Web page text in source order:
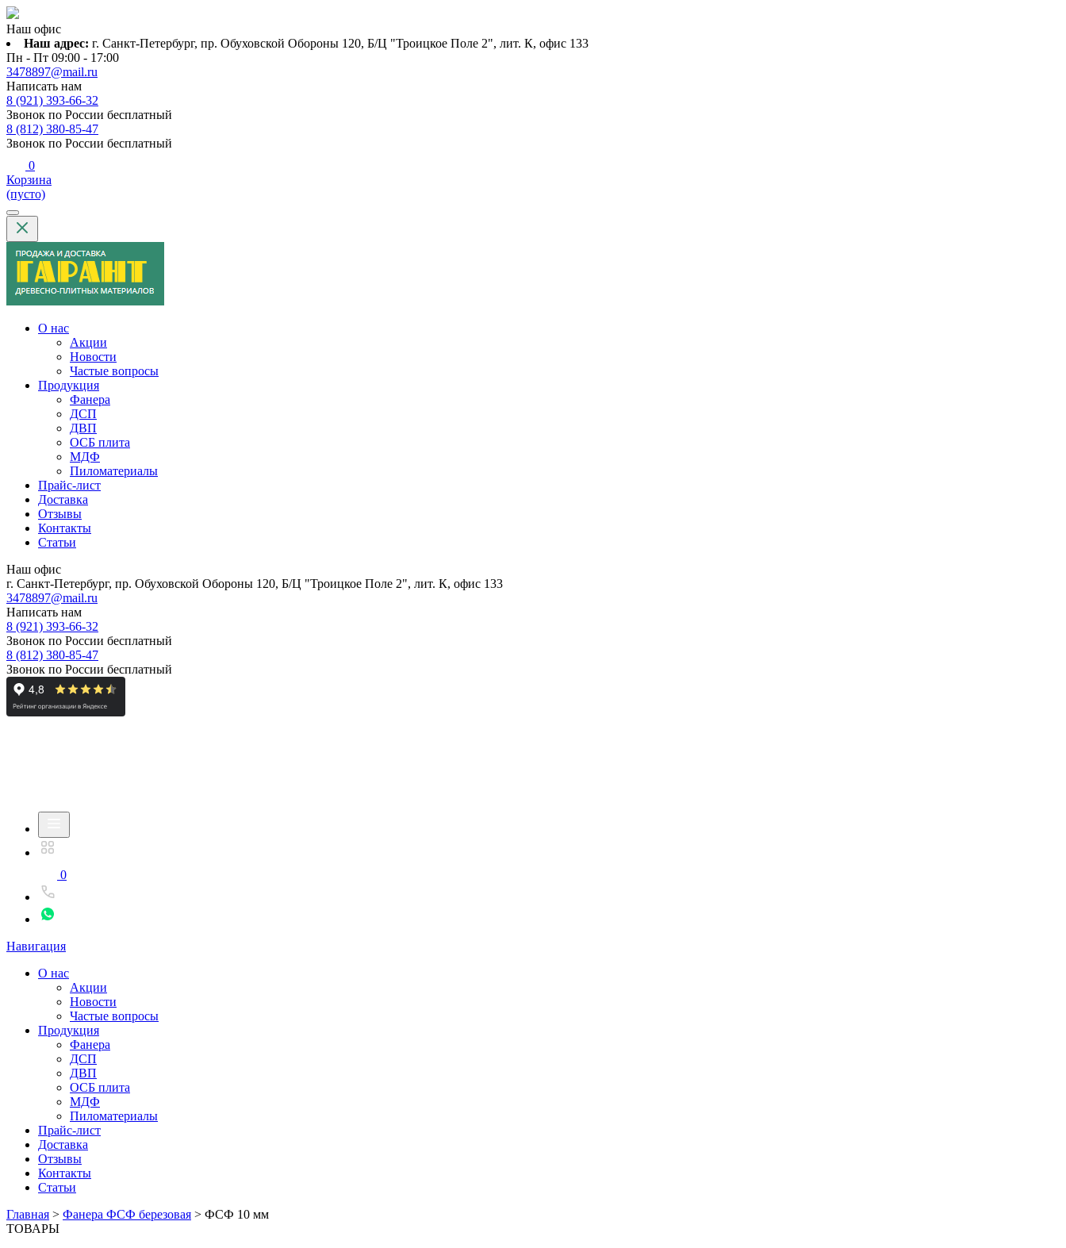
Наш офис
Наш адрес: г. Санкт-Петербург, пр. Обуховской Обороны 120, Б/Ц "Троицкое Поле 2", лит. К, офис 133
Пн - Пт 09:00 - 17:00
3478897@mail.ru
Написать нам
8 (921) 393-66-32
Звонок по России бесплатный
8 (812) 380-85-47
Звонок по России бесплатный
0
Корзина
(пусто)
О нас
Акции
Новости
Частые вопросы
Продукция
Фанера
ДСП
ДВП
ОСБ плита
МДФ
Пиломатериалы
Прайс-лист
Доставка
Отзывы
Контакты
Статьи
Наш офис
г. Санкт-Петербург, пр. Обуховской Обороны 120, Б/Ц "Троицкое Поле 2", лит. К, офис 133
3478897@mail.ru
Написать нам
8 (921) 393-66-32
Звонок по России бесплатный
8 (812) 380-85-47
Звонок по России бесплатный
0
Навигация
О нас
Акции
Новости
Частые вопросы
Продукция
Фанера
ДСП
ДВП
ОСБ плита
МДФ
Пиломатериалы
Прайс-лист
Доставка
Отзывы
Контакты
Статьи
Главная > Фанера ФСФ березовая > ФСФ 10 мм
ТОВАРЫ